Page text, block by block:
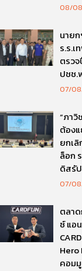
08/
นาย
ร.ร.
ตรว
ปชช.
07/
“ภาวิ
ต้อง
ยกเ
ล็อก
ดิสรั
07/
ตลา
ซ์ แอ
Hero
คอม